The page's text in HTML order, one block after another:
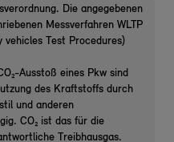
Die angegebenen
Messverfahren WLTP
vehicles Test Procedures)
Ausstoß eines Pkw sind
des Kraftstoffs durch
und anderen
CO₂ ist das für die
Treibhausgas.